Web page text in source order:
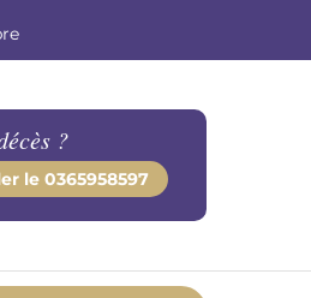
?
le 0365958597